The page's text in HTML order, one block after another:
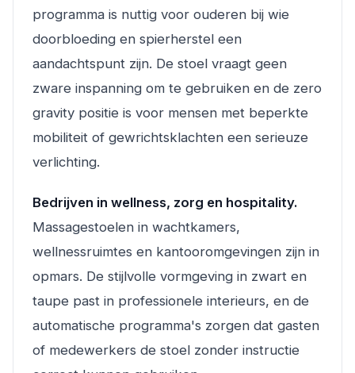
programma is nuttig voor ouderen bij wie
doorbloeding en spierherstel een
aandachtspunt zijn. De stoel vraagt geen
zware inspanning om te gebruiken en de zero
gravity positie is voor mensen met beperkte
mobiliteit of gewrichtsklachten een serieuze
verlichting.
Bedrijven in wellness, zorg en hospitality.
Massagestoelen in wachtkamers,
wellnessruimtes en kantooromgevingen zijn in
opmars. De stijlvolle vormgeving in zwart en
taupe past in professionele interieurs, en de
automatische programma's zorgen dat gasten
of medewerkers de stoel zonder instructie